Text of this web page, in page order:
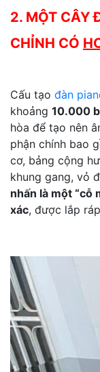
2. MỘT CÂY
CHỈNH CÓ
Cấu tạo đàn
khoảng 10.000
hòa để tạo nên
phận chính bao
cơ, bảng cộng
khung gang, vỏ
nhấn là một “cỗ
xác, được lắp